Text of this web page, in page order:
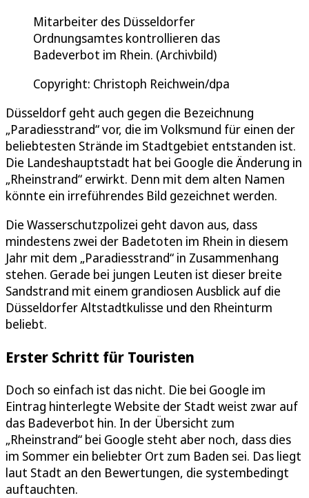
Mitarbeiter des Düsseldorfer
Ordnungsamtes kontrollieren das
Badeverbot im Rhein. (Archivbild)
Copyright: Christoph Reichwein/dpa
Düsseldorf geht auch gegen die Bezeichnung
„Paradiesstrand“ vor, die im Volksmund für einen der
beliebtesten Strände im Stadtgebiet entstanden ist.
Die Landeshauptstadt hat bei Google die Änderung in
„Rheinstrand“ erwirkt. Denn mit dem alten Namen
könnte ein irreführendes Bild gezeichnet werden.
Die Wasserschutzpolizei geht davon aus, dass
mindestens zwei der Badetoten im Rhein in diesem
Jahr mit dem „Paradiesstrand“ in Zusammenhang
stehen. Gerade bei jungen Leuten ist dieser breite
Sandstrand mit einem grandiosen Ausblick auf die
Düsseldorfer Altstadtkulisse und den Rheinturm
beliebt.
Erster Schritt für Touristen
Doch so einfach ist das nicht. Die bei Google im
Eintrag hinterlegte Website der Stadt weist zwar auf
das Badeverbot hin. In der Übersicht zum
„Rheinstrand“ bei Google steht aber noch, dass dies
im Sommer ein beliebter Ort zum Baden sei. Das liegt
laut Stadt an den Bewertungen, die systembedingt
auftauchten.